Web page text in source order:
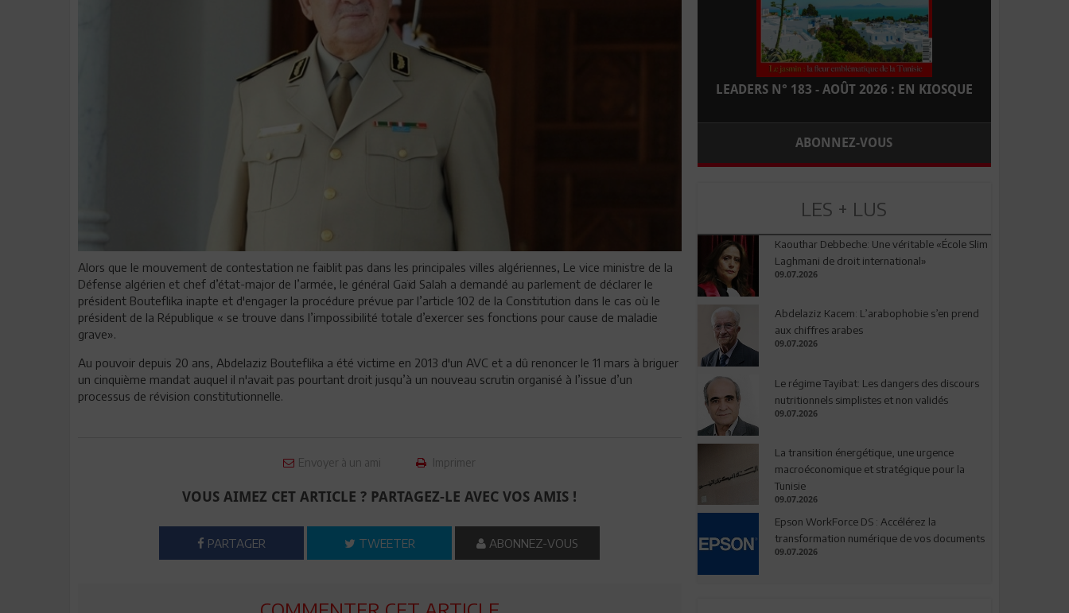
Alors que le mouvement de contestation ne faiblit pas dans les principales villes algériennes, Le vice ministre de la
Défense algérien et chef d’état-major de l’armée, le général Gaïd Salah a demandé au parlement de déclarer le
président Bouteflika inapte et d'engager la procédure prévue par l’article 102 de la Constitution dans le cas où le
président de la République « se trouve dans l’impossibilité totale d’exercer ses fonctions pour cause de maladie
grave».
Au pouvoir depuis 20 ans, Abdelaziz Bouteflika a été victime en 2013 d'un AVC et a dû renoncer le 11 mars à briguer
un cinquième mandat auquel il n'avait pas pourtant droit jusqu’à un nouveau scrutin organisé à l’issue d’un
processus de révision constitutionnelle.
Envoyer à un ami Imprimer
VOUS AIMEZ CET ARTICLE ? PARTAGEZ-LE AVEC VOS AMIS !
PARTAGER TWEETER ABONNEZ-VOUS
LEADERS N° 183 - AOÛT 2026 : EN KIOSQUE
ABONNEZ-VOUS
LES + LUS
Kaouthar Debbeche: Une véritable «École Slim
Laghmani de droit international»
09.07.2026
Abdelaziz Kacem: L’arabophobie s’en prend
aux chiffres arabes
09.07.2026
Le régime Tayibat: Les dangers des discours
nutritionnels simplistes et non validés
09.07.2026
La transition énergétique, une urgence
macroéconomique et stratégique pour la
Tunisie
09.07.2026
Epson WorkForce DS : Accélérez la
transformation numérique de vos documents
09.07.2026